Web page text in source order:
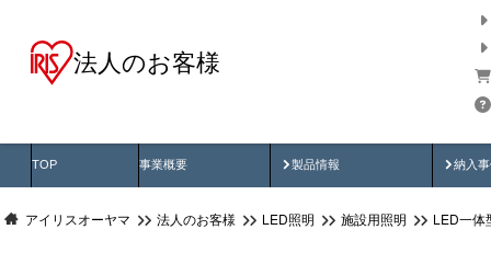
法人のお客様
TOP 事業概要 製品情報
製品動画 納入
納
アイリスオーヤマ 法人のお客様 LED照明 施設用照明 LED一体